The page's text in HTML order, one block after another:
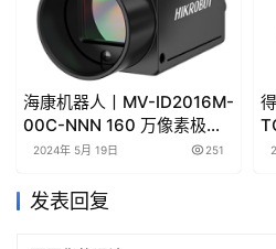
海康机器人丨MV-ID2016M-
00C-NNN 160 万像素极小
型智能读码器产品彩页/用户
2024年 5月 19日 251
发表回复